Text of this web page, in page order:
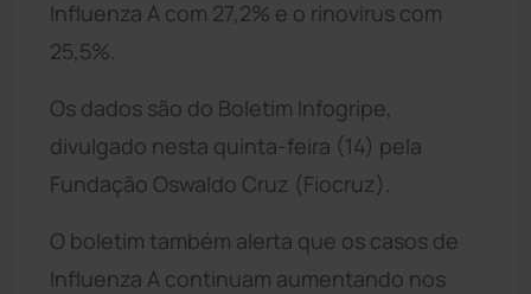
Influenza A com 27,2% e o rinovirus com
25,5%.
Os dados são do Boletim Infogripe,
divulgado nesta quinta-feira (14) pela
Fundação Oswaldo Cruz (Fiocruz).
O boletim também alerta que os casos de
Influenza A continuam aumentando nos